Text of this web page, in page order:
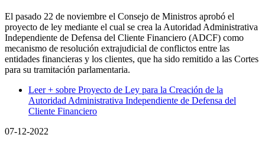
El pasado 22 de noviembre el Consejo de Ministros aprobó el
proyecto de ley mediante el cual se crea la Autoridad Administrativa
Independiente de Defensa del Cliente Financiero (ADCF) como
mecanismo de resolución extrajudicial de conflictos entre las
entidades financieras y los clientes, que ha sido remitido a las Cortes
para su tramitación parlamentaria.
Leer + sobre Proyecto de Ley para la Creación de la
Autoridad Administrativa Independiente de Defensa del
Cliente Financiero
07-12-2022